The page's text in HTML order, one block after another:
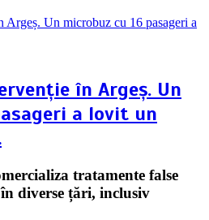
în Argeș. Un
a lovit un
tratamente false
diverse țări, inclusiv